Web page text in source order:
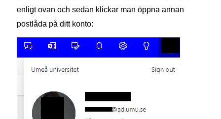
enligt ovan och sedan klickar man öppna annan
postlåda på ditt konto: